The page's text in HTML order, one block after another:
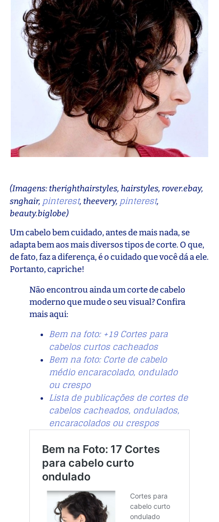
(Imagens: therighthairstyles, hairstyles, rover.ebay,
snghair, pinterest, theevery, pinterest,
beauty.biglobe)
Um cabelo bem cuidado, antes de mais nada, se
adapta bem aos mais diversos tipos de corte. O que,
de fato, faz a diferença, é o cuidado que você dá a ele.
Portanto, capriche!
Não encontrou ainda um corte de cabelo
moderno que mude o seu visual? Confira
mais aqui:
Bem na foto: +19 Cortes para
cabelos curtos cacheados
Bem na foto: Corte de cabelo
médio encaracolado, ondulado
ou crespo
Lista de publicações de cortes de
cabelos cacheados, ondulados,
encaracolados ou crespos